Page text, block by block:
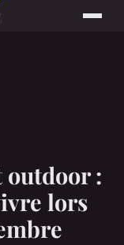
:
lors